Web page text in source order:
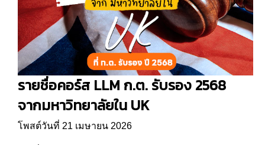
รายชื่อคอร์ส LLM ก.ต. รับรอง 2568
จากมหาวิทยาลัยใน UK
โพสต์วันที่ 21 เมษายน 2026